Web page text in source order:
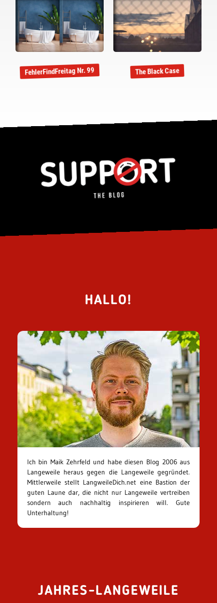
FehlerFindFreitag Nr. 99 The Black Case
HALLO!
Ich bin Maik Zehrfeld und habe diesen Blog 2006 aus
Langeweile heraus gegen die Langeweile gegründet.
Mittlerweile stellt LangweileDich.net eine Bastion der
guten Laune dar, die nicht nur Langeweile vertreiben
sondern auch nachhaltig inspirieren will. Gute
Unterhaltung!
JAHRES-LANGEWEILE